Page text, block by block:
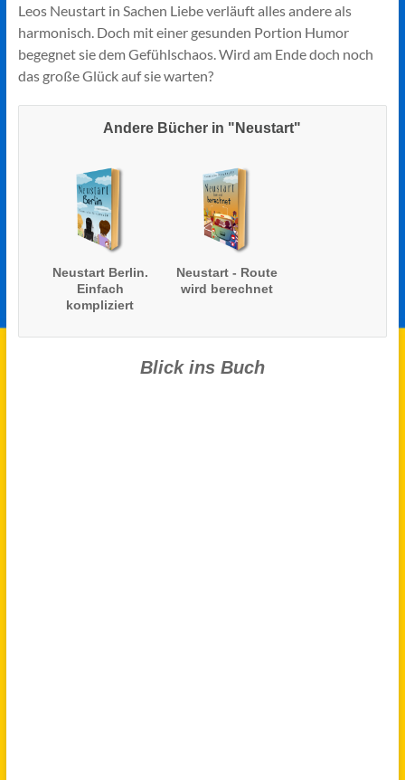
Leos Neustart in Sachen Liebe verläuft alles andere als
harmonisch. Doch mit einer gesunden Portion Humor
begegnet sie dem Gefühlschaos. Wird am Ende doch noch
das große Glück auf sie warten?
Andere Bücher in "Neustart"
Neustart Berlin.
Einfach
kompliziert
Neustart - Route
wird berechnet
Blick ins Buch